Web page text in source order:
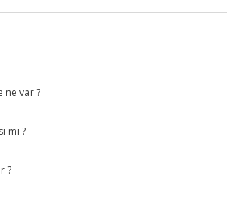
ne var ?
mı ?
?